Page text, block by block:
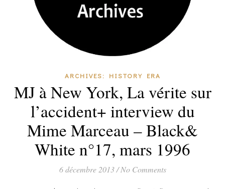
ARCHIVES: HISTORY ERA
MJ à New York, La vérite sur
l’accident+ interview du
Mime Marceau – Black&
White n°17, mars 1996
6 décembre 2013 / No Comments